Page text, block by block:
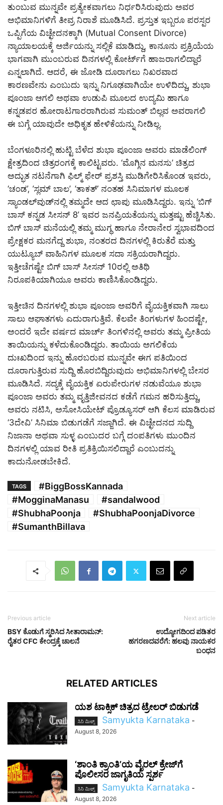
ತುಂಬುವ ಮುನ್ನವೇ ಪ್ರತ್ಯೇಕವಾಗಲು ನಿರ್ಧರಿಸಿರುವುದು ಅವರ
ಅಭಿಮಾನಿಗಳಿಗೆ ತೀವ್ರ ನಿರಾಶೆ ಮೂಡಿಸಿದೆ. ಪ್ರಸ್ತುತ ಇಬ್ಬರೂ ಪರಸ್ಪರ
ಒಪ್ಪಿಗೆಯ ವಿಚ್ಛೇದನಕ್ಕಾಗಿ (Mutual Consent Divorce)
ನ್ಯಾಯಾಲಯಕ್ಕೆ ಅರ್ಜಿಯನ್ನು ಸಲ್ಲಿಕೆ ಮಾಡಿದ್ದು, ಕಾನೂನು ಪ್ರಕ್ರಿಯೆಯ
ಭಾಗವಾಗಿ ಮುಂಬರುವ ದಿನಗಳಲ್ಲಿ ಕೋರ್ಟ್‌ಗೆ ಹಾಜರಾಗಲಿದ್ದಾರೆ
ಎನ್ನಲಾಗಿದೆ. ಆದರೆ, ಈ ಜೋಡಿ ದೂರಾಗಲು ನಿಖರವಾದ
ಕಾರಣವೇನು ಎಂಬುದು ಇನ್ನು ನಿಗೂಢವಾಗಿಯೇ ಉಳಿದಿದ್ದು, ಶುಭಾ
ಪೂಂಜಾ ಆಗಲಿ ಅಥವಾ ಉಡುಪಿ ಮೂಲದ ಉದ್ಯಮಿ ಹಾಗೂ
ಕನ್ನಡಪರ ಹೋರಾಟಗಾರರಾಗಿರುವ ಸುಮಂತ್ ಬಿಲ್ಲವ ಅವರಾಗಲಿ
ಈ ಬಗ್ಗೆ ಯಾವುದೇ ಅಧಿಕೃತ ಹೇಳಿಕೆಯನ್ನು ನೀಡಿಲ್ಲ.
ಬೆಂಗಳೂರಿನಲ್ಲಿ ಹುಟ್ಟಿ ಬೆಳೆದ ಶುಭಾ ಪೂಂಜಾ ಅವರು ಮಾಡೆಲಿಂಗ್
ಕ್ಷೇತ್ರದಿಂದ ಚಿತ್ರರಂಗಕ್ಕೆ ಕಾಲಿಟ್ಟವರು. ‘ಮೊಗ್ಗಿನ ಮನಸು’ ಚಿತ್ರದ
ಅದ್ಭುತ ನಟನೆಗಾಗಿ ಫಿಲ್ಮ್ ಫೇರ್ ಪ್ರಶಸ್ತಿ ಮುಡಿಗೇರಿಸಿಕೊಂಡ ಇವರು,
‘ಚಂಡ’, ‘ಸ್ಲಮ್ ಬಾಲ’, ‘ತಾಕತ್’ ನಂತಹ ಸಿನಿಮಾಗಳ ಮೂಲಕ
ಸ್ಯಾಂಡಲ್‌ವುಡ್‌ನಲ್ಲಿ ತಮ್ಮದೇ ಆದ ಛಾಪು ಮೂಡಿಸಿದ್ದರು. ಇನ್ನು ‘ಬಿಗ್
ಬಾಸ್ ಕನ್ನಡ ಸೀಸನ್ 8’ ಇವರ ಜನಪ್ರಿಯತೆಯನ್ನು ಮತ್ತಷ್ಟು ಹೆಚ್ಚಿಸಿತು.
ಬಿಗ್ ಬಾಸ್ ಮನೆಯಲ್ಲಿ ತಮ್ಮ ಮುಗ್ಧ ಹಾಗೂ ನೇರಾನೇರ ಸ್ವಭಾವದಿಂದ
ಪ್ರೇಕ್ಷಕರ ಮನಗೆದ್ದ ಶುಭಾ, ನಂತರದ ದಿನಗಳಲ್ಲಿ ಕಿರುತೆರೆ ಮತ್ತು
ಯುಟ್ಯೂಬ್ ವಾಹಿನಿಗಳ ಮೂಲಕ ಸದಾ ಸಕ್ರಿಯರಾಗಿದ್ದರು.
ಇತ್ತೀಚೆಗಷ್ಟೇ ಬಿಗ್ ಬಾಸ್ ಸೀಸನ್ 10ರಲ್ಲಿ ಅತಿಥಿ
ನಿರೂಪಕಿಯಾಗಿಯೂ ಅವರು ಕಾಣಿಸಿಕೊಂಡಿದ್ದರು.
ಇತ್ತೀಚಿನ ದಿನಗಳಲ್ಲಿ ಶುಭಾ ಪೂಂಜಾ ಅವರಿಗೆ ವೈಯಕ್ತಿಕವಾಗಿ ಸಾಲು
ಸಾಲು ಆಘಾತಗಳು ಎದುರಾಗುತ್ತಿವೆ. ಕೆಲವೇ ತಿಂಗಳುಗಳ ಹಿಂದಷ್ಟೇ,
ಅಂದರೆ ಇದೇ ವರ್ಷದ ಮಾರ್ಚ್ ತಿಂಗಳಿನಲ್ಲಿ ಅವರು ತಮ್ಮ ಪ್ರೀತಿಯ
ತಾಯಿಯನ್ನು ಕಳೆದುಕೊಂಡಿದ್ದರು. ತಾಯಿಯ ಅಗಲಿಕೆಯ
ದುಃಖದಿಂದ ಇನ್ನು ಹೊರಬರುವ ಮುನ್ನವೇ ಈಗ ಪತಿಯಿಂದ
ದೂರಾಗುತ್ತಿರುವ ಸುದ್ದಿ ಹೊರಬಿದ್ದಿರುವುದು ಅಭಿಮಾನಿಗಳಲ್ಲಿ ಬೇಸರ
ಮೂಡಿಸಿದೆ. ಸದ್ಯಕ್ಕೆ ವೈಯಕ್ತಿಕ ಏರುಪೇರುಗಳ ನಡುವೆಯೂ ಶುಭಾ
ಪೂಂಜಾ ಅವರು ತಮ್ಮ ವೃತ್ತಿಜೀವನದ ಕಡೆಗೆ ಗಮನ ಹರಿಸುತ್ತಿದ್ದು,
ಅವರು ನಟಿಸಿ, ಅಸೋಸಿಯೇಟ್ ಪ್ರೊಡ್ಯೂಸರ್ ಆಗಿ ಕೆಲಸ ಮಾಡಿರುವ
‘3ದೇವಿ’ ಸಿನಿಮಾ ಬಿಡುಗಡೆಗೆ ಸಜ್ಜಾಗಿದೆ. ಈ ವಿಚ್ಛೇದನದ ಸುದ್ದಿ
ನಿಜಾನಾ ಅಥವಾ ಸುಳ್ಳ ಎಂಬುದರ ಬಗ್ಗೆ ದಂಪತಿಗಳು ಮುಂದಿನ
ದಿನಗಳಲ್ಲಿ ಯಾವ ರೀತಿ ಪ್ರತಿಕ್ರಿಯಿಸಲಿದ್ದಾರೆ ಎಂಬುದನ್ನು
ಕಾದುನೋಡಬೇಕಿದೆ.
TAGS
#BiggBossKannada
#MogginaManasu
#sandalwood
#ShubhaPoonja
#ShubhaPoonjaDivorce
#SumanthBillava
Previous article
BSY ಕೊಡುಗೆ ಸ್ಮರಿಸಿದ ಸೀತಾರಾಮನ್:
ರೈತರ CFC ಕೇಂದ್ರಕ್ಕೆ ಚಾಲನೆ
Next article
ಉದ್ಯೋಗದಿಂದ ಪಡಿತರ
ಹಗರಣದವರೆಗೆ: ಹಲವು ನಾಯಕರ
ಬಂಧನ
RELATED ARTICLES
ಯಶ ಟಾಕ್ಸಿಕ್ ಚಿತ್ರದ ಟ್ರೇಲರ್ ಬಿಡುಗಡೆ
ಸಿನಿ ಮಿಲ್ಸ್ Samyukta Karnataka -
August 8, 2026
‘ಶಾಂತಿ ಕ್ರಾಂತಿ’ಯ ವೈರಲ್ ಕ್ರೇಜ್‌ಗೆ
ಪೊಲೀಸರ ಜಾಗೃತಿಯ ಸ್ಪರ್ಶ
ಸಿನಿ ಮಿಲ್ಸ್ Samyukta Karnataka -
August 8, 2026